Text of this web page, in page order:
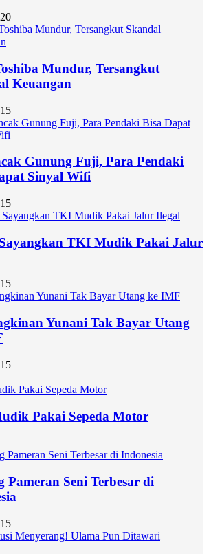
Mundur, Tersangkut
Keuangan
Gunung Fuji, Para Pendaki
Sinyal Wifi
TKI Mudik Pakai Jalur
Yunani Tak Bayar Utang
Pakai Sepeda Motor
Pameran Seni Terbesar di